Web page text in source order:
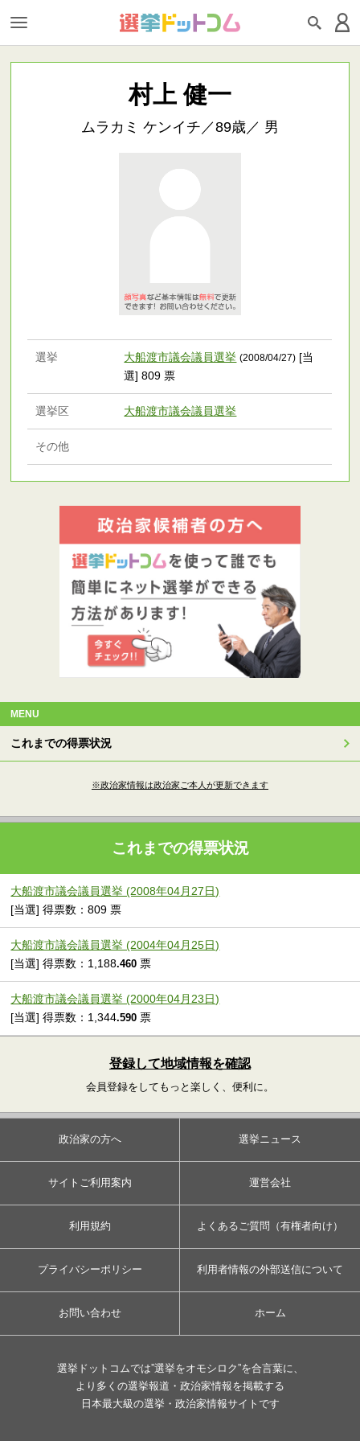
村上 健一
ムラカミ ケンイチ／89歳／ 男
選挙 大船渡市議会議員選挙 (2008/04/27) [当
選] 809 票
選挙区 大船渡市議会議員選挙
その他
MENU
これまでの得票状況
※政治家情報は政治家ご本人が更新できます
これまでの得票状況
大船渡市議会議員選挙 (2008年04月27日)
[当選] 得票数：809 票
大船渡市議会議員選挙 (2004年04月25日)
[当選] 得票数：1,188.460 票
大船渡市議会議員選挙 (2000年04月23日)
[当選] 得票数：1,344.590 票
登録して地域情報を確認
会員登録をしてもっと楽しく、便利に。
政治家の方へ 選挙ニュース
サイトご利用案内 運営会社
利用規約 よくあるご質問（有権者向け）
プライバシーポリシー 利用者情報の外部送信について
お問い合わせ ホーム
選挙ドットコムでは”選挙をオモシロク”を合言葉に、
より多くの選挙報道・政治家情報を掲載する
日本最大級の選挙・政治家情報サイトです